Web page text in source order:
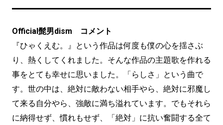
Official髭男dism コメント
『ひゃくえむ。』という作品は何度も僕の心を揺さぶ
り、熱くしてくれました。そんな作品の主題歌を作れる
事をとても幸せに思いました。「らしさ」という曲で
す。世の中は、絶対に敵わない相手やら、絶対に邪魔し
て来る自分やら、強敵に満ち溢れています。でもそれら
に納得せず、慣れもせず、「絶対」に抗い奮闘する全て